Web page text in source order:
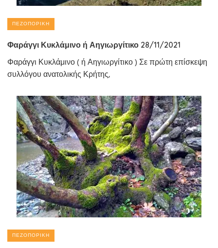
ΠΕΖΟΠΟΡΙΚΉ
Φαράγγι Κυκλάμινο ή Αηγιωργίτικο 28/11/2021
Φαράγγι Κυκλάμινο ( ή Αηγιωργίτικο ) Σε πρώτη επίσκεψη
συλλόγου ανατολικής Κρήτης,
ΠΕΖΟΠΟΡΙΚΉ